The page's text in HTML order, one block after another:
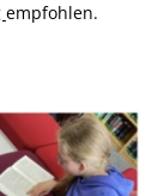
empfohlen.